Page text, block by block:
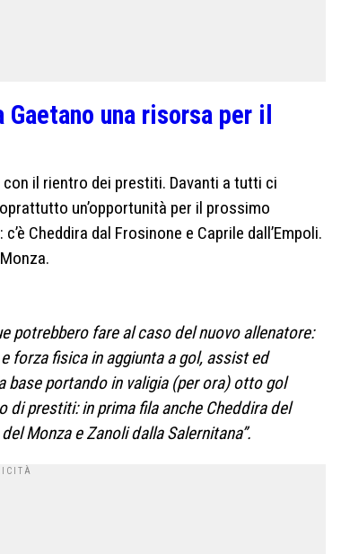
una risorsa per il
il rientro dei prestiti. Davanti a tutti ci
un’opportunità per il prossimo
Cheddira dal Frosinone e Caprile dall’Empoli.
potrebbero fare al caso del nuovo allenatore:
forza fisica in aggiunta a gol, assist ed
base portando in valigia (per ora) otto gol
prestiti: in prima fila anche Cheddira del
Monza e Zanoli dalla Salernitana”.